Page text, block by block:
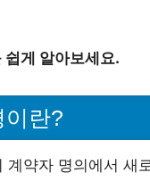
쉽게 알아보세요.
이란?
계약자 명의에서 새